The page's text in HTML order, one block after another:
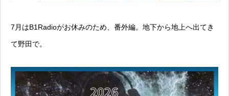
7月はB1Radioがお休みのため、番外編。地下から地上へ出てき
て野田で。